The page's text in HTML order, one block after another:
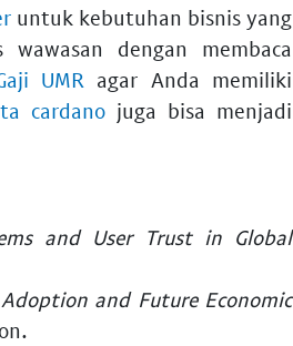
untuk kebutuhan bisnis yang
dengan membaca
UMR agar Anda memiliki
cardanojuga bisa menjadi
and User Trust in Global
and Future Economic